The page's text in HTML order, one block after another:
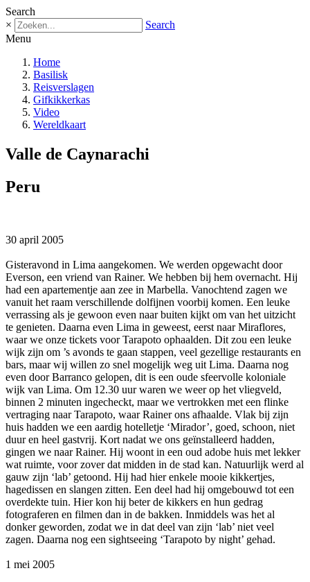
Search
×
Search
Menu
Home
Basilisk
Reisverslagen
Gifkikkerkas
Video
Wereldkaart
Valle de Caynarachi
Peru
30 april 2005
Gisteravond in Lima aangekomen. We werden opgewacht door
Everson, een vriend van Rainer. We hebben bij hem overnacht. Hij
had een apartementje aan zee in Marbella. Vanochtend zagen we
vanuit het raam verschillende dolfijnen voorbij komen. Een leuke
verrassing als je gewoon even naar buiten kijkt om van het uitzicht
te genieten. Daarna even Lima in geweest, eerst naar Miraflores,
waar we onze tickets voor Tarapoto ophaalden. Dit zou een leuke
wijk zijn om ’s avonds te gaan stappen, veel gezellige restaurants en
bars, maar wij willen zo snel mogelijk weg uit Lima. Daarna nog
even door Barranco gelopen, dit is een oude sfeervolle koloniale
wijk van Lima. Om 12.30 uur waren we weer op het vliegveld,
binnen 2 minuten ingecheckt, maar we vertrokken met een flinke
vertraging naar Tarapoto, waar Rainer ons afhaalde. Vlak bij zijn
huis hadden we een aardig hotelletje ‘Mirador’, goed, schoon, niet
duur en heel gastvrij. Kort nadat we ons geïnstalleerd hadden,
gingen we naar Rainer. Hij woont in een oud adobe huis met lekker
wat ruimte, voor zover dat midden in de stad kan. Natuurlijk werd al
gauw zijn ‘lab’ getoond. Hij had hier enkele mooie kikkertjes,
hagedissen en slangen zitten. Een deel had hij omgebouwd tot een
overdekte tuin. Hier kon hij beter de kikkers en hun gedrag
fotograferen en filmen dan in de bakken. Inmiddels was het al
donker geworden, zodat we in dat deel van zijn ‘lab’ niet veel
zagen. Daarna nog een sightseeing ‘Tarapoto by night’ gehad.
1 mei 2005